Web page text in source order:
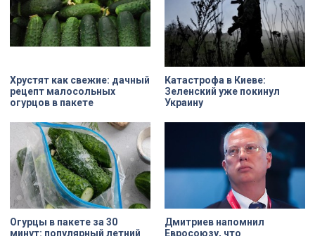
Хрустят как свежие: дачный
рецепт малосольных
огурцов в пакете
Катастрофа в Киеве:
Зеленский уже покинул
Украину
Огурцы в пакете за 30
минут: популярный летний
Дмитриев напомнил
Евросоюзу, что